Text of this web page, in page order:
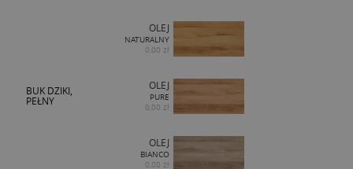
BUK DZIKI,
PEŁNY
OLEJ
NATURALNY
0,00 zł
OLEJ
PURE
0,00 zł
OLEJ
BIANCO
0,00 zł